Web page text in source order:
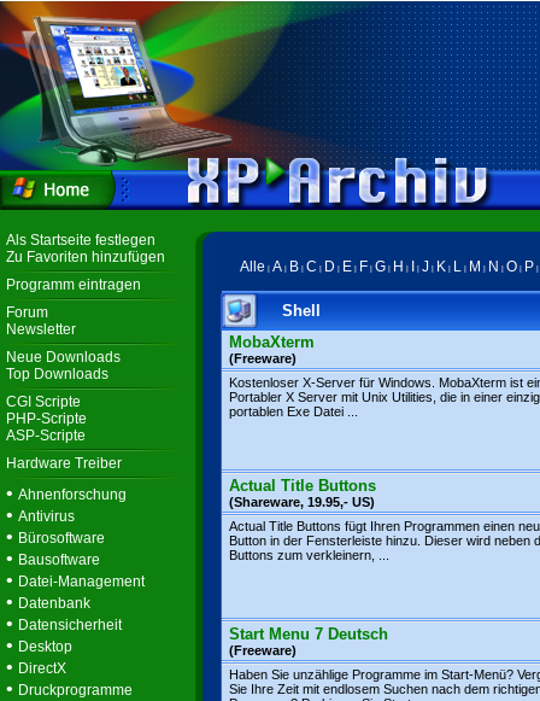
Als Startseite festlegen
Zu Favoriten hinzufügen
Programm eintragen
Forum
Newsletter
Neue Downloads
Top Downloads
CGI Scripte
PHP-Scripte
ASP-Scripte
Hardware Treiber
• Ahnenforschung
• Antivirus
• Bürosoftware
• Bausoftware
• Datei-Management
• Datenbank
• Datensicherheit
• Desktop
• DirectX
• Druckprogramme
Alle A B C D E F G H J K L M N O P
Shell
MobaXterm
(Freeware)
Kostenloser X-Server für Windows. MobaXterm ist
Portabler X Server mit Unix Utilities, die in einer
portablen Exe Datei ...
Actual Title Buttons
(Shareware, 19.95,- US)
Actual Title Buttons fügt Ihren Programmen einen
Button in der Fensterleiste hinzu. Dieser wird neben
Buttons zum verkleinern, ...
Start Menu 7 Deutsch
(Freeware)
Haben Sie unzählige Programme im Start-Menü?
Sie Ihre Zeit mit endlosem Suchen nach dem